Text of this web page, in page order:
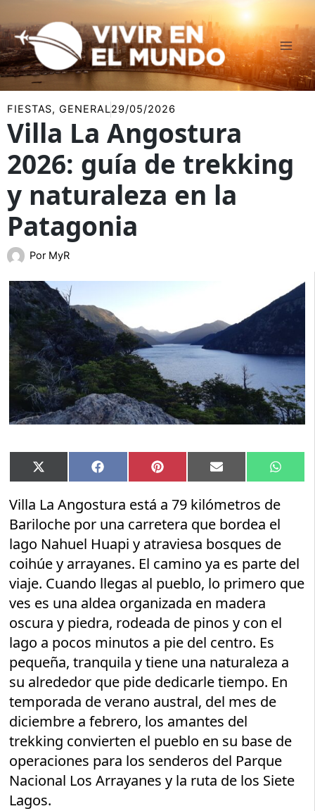
al
contenido
FIESTAS,GENERAL29/05/2026
Villa La Angostura
2026: guía de trekking
y naturaleza en la
Patagonia
Por MyR
Compartir
en
X
(Twitter)
Compartir
en
Facebook Compartir
en
Pinterest Compartir
en
Email
en
Villa La Angostura está a 79 kilómetros de
Bariloche por una carretera que bordea el
lago Nahuel Huapi y atraviesa bosques de
coihúe y arrayanes. El camino ya es parte del
viaje. Cuando llegas al pueblo, lo primero que
ves es una aldea organizada en madera
oscura y piedra, rodeada de pinos y con el
lago a pocos minutos a pie del centro. Es
pequeña, tranquila y tiene una naturaleza a
su alrededor que pide dedicarle tiempo. En
temporada de verano austral, del mes de
diciembre a febrero, los amantes del
trekking convierten el pueblo en su base de
operaciones para los senderos del Parque
Nacional Los Arrayanes y la ruta de los Siete
Lagos.